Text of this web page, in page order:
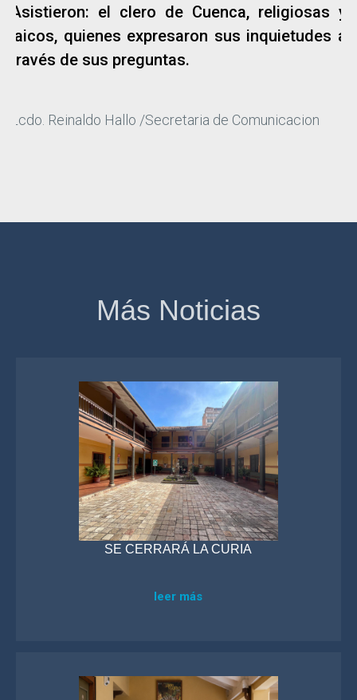
Asistieron: el clero de Cuenca, religiosas y
laicos, quienes expresaron sus inquietudes a
través de sus preguntas.
Lcdo. Reinaldo Hallo /Secretaria de Comunicacion
Más Noticias
SE CERRARÁ LA CURIA
leer más